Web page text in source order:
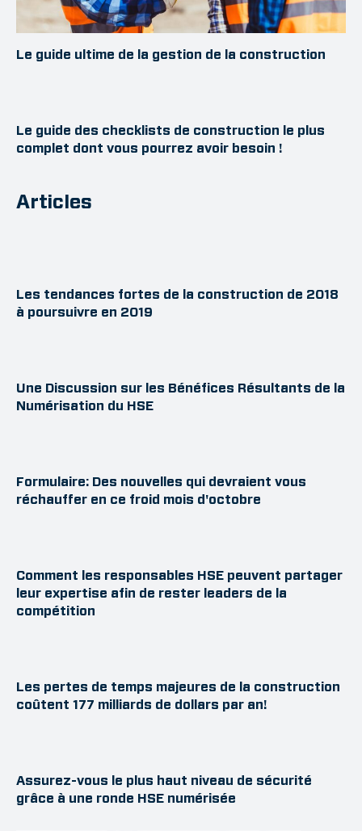
Le guide ultime de la gestion de la construction
Le guide des checklists de construction le plus
complet dont vous pourrez avoir besoin !
Articles
Les tendances fortes de la construction de 2018
à poursuivre en 2019
Une Discussion sur les Bénéfices Résultants de la
Numérisation du HSE
Formulaire: Des nouvelles qui devraient vous
réchauffer en ce froid mois d'octobre
Comment les responsables HSE peuvent partager
leur expertise afin de rester leaders de la
compétition
Les pertes de temps majeures de la construction
coûtent 177 milliards de dollars par an!
Assurez-vous le plus haut niveau de sécurité
grâce à une ronde HSE numérisée